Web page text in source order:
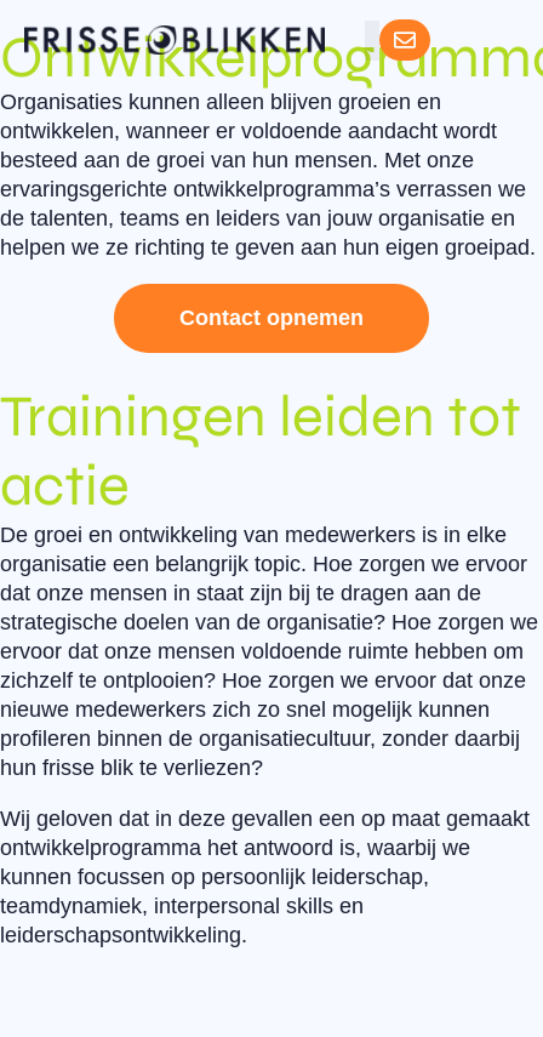
Organisaties kunnen alleen blijven groeien en
ontwikkelen, wanneer er voldoende aandacht wordt
besteed aan de groei van hun mensen. Met onze
ervaringsgerichte ontwikkelprogramma’s verrassen we
de talenten, teams en leiders van jouw organisatie en
helpen we ze richting te geven aan hun eigen groeipad.
Contact opnemen
Trainingen leiden tot
actie
De groei en ontwikkeling van medewerkers is in elke
organisatie een belangrijk topic. Hoe zorgen we ervoor
dat onze mensen in staat zijn bij te dragen aan de
strategische doelen van de organisatie? Hoe zorgen we
ervoor dat onze mensen voldoende ruimte hebben om
zichzelf te ontplooien? Hoe zorgen we ervoor dat onze
nieuwe medewerkers zich zo snel mogelijk kunnen
profileren binnen de organisatiecultuur, zonder daarbij
hun frisse blik te verliezen?
Wij geloven dat in deze gevallen een op maat gemaakt
ontwikkelprogramma het antwoord is, waarbij we
kunnen focussen op persoonlijk leiderschap,
teamdynamiek, interpersonal skills en
leiderschapsontwikkeling.